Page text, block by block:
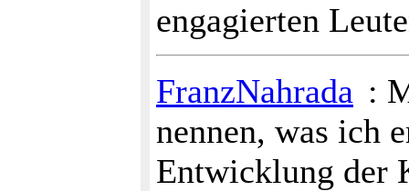
engagierten
FranzNahrada :
nennen, was ich
Entwicklung der